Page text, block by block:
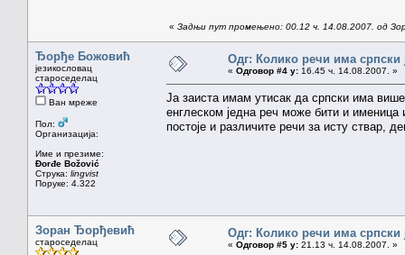
« Задњи пут промењено: 00.12 ч. 14.08.2007. од
Ђорђе Божовић
језикословац
староседелац
Ван мреже
Пол:
Организација:
Име и презиме:
Đorđe Božović
Струка: lingvist
Поруке: 4.322
Одг: Колико речи има српски
« Одговор #4 у: 16.45 ч. 14.08.2007. »
Ја заиста имам утисак да српски има
енглеском једна реч може бити и
постоје и различите речи за исту ствар,
Зоран Ђорђевић
староседелац
Одг: Колико речи има српски
« Одговор #5 у: 21.13 ч. 14.08.2007. »